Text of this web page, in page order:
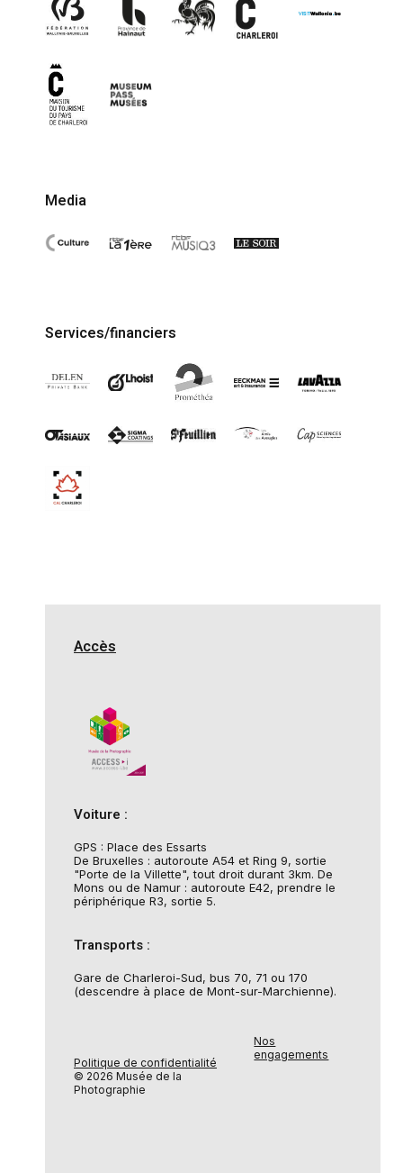
Media
Services/financiers
Accès
Voiture :
GPS : Place des Essarts
De Bruxelles : autoroute A54 et Ring 9, sortie
"Porte de la Villette", tout droit durant 3km. De
Mons ou de Namur : autoroute E42, prendre le
périphérique R3, sortie 5.
Transports :
Gare de Charleroi-Sud, bus 70, 71 ou 170
(descendre à place de Mont-sur-Marchienne).
Politique de confidentialité
© 2026 Musée de la
Photographie
Nos
engagements